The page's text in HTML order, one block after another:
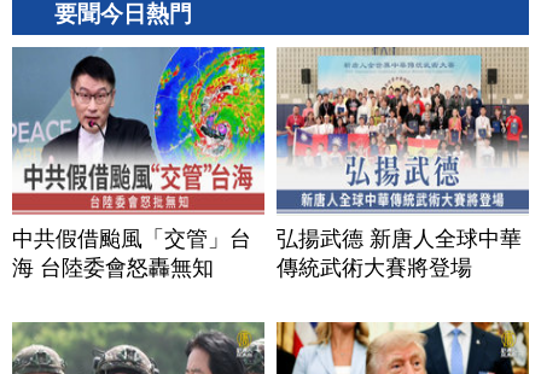
要聞今日熱門
中共假借颱風「交管」台
海 台陸委會怒轟無知
弘揚武德 新唐人全球中華
傳統武術大賽將登場